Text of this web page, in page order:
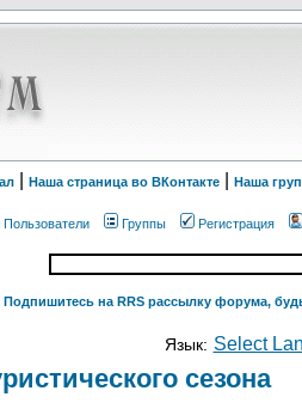
| Наша страница во ВКонтакте| Наша
Пользователи Группы Регистрация
Подпишитесь на RRS рассылку форума,
Язык: Select
сезона